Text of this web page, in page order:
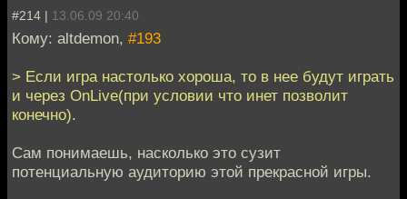
#214 | 13.06.09 20:40
Кому: altdemon, #193
> Если игра настолько хороша, то в нее будут играть
и через OnLive(при условии что инет позволит
конечно).
Сам понимаешь, насколько это сузит
потенциальную аудиторию этой прекрасной игры.